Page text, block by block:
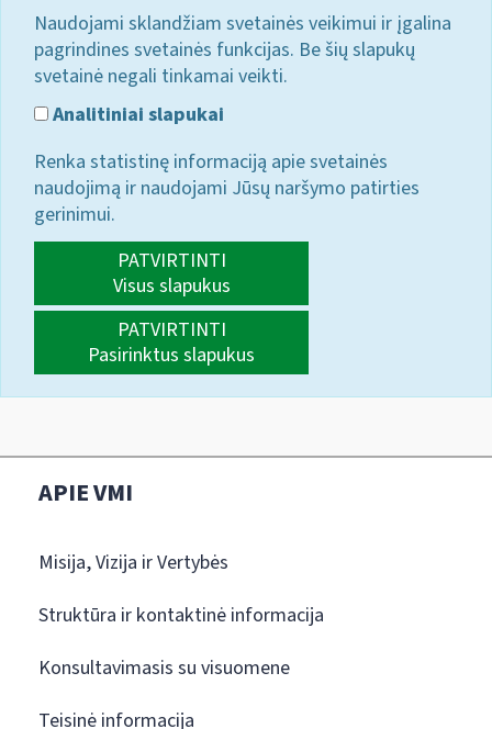
Naudojami sklandžiam svetainės veikimui ir įgalina
pagrindines svetainės funkcijas. Be šių slapukų
svetainė negali tinkamai veikti.
Analitiniai slapukai
Renka statistinę informaciją apie svetainės
naudojimą ir naudojami Jūsų naršymo patirties
gerinimui.
PATVIRTINTI
Visus slapukus
PATVIRTINTI
Pasirinktus slapukus
APIE VMI
Misija, Vizija ir Vertybės
Struktūra ir kontaktinė informacija
Konsultavimasis su visuomene
Teisinė informacija